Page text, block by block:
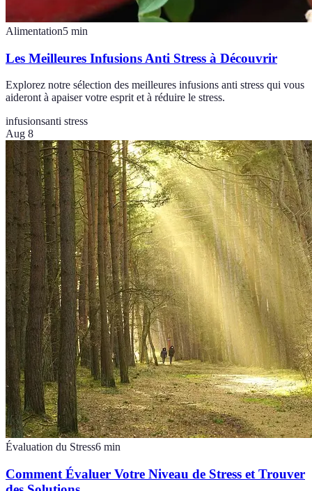
Alimentation5 min
Les Meilleures Infusions Anti Stress à Découvrir
Explorez notre sélection des meilleures infusions anti stress qui vous
aideront à apaiser votre esprit et à réduire le stress.
infusionsanti stress
Aug 8
Évaluation du Stress6 min
Comment Évaluer Votre Niveau de Stress et Trouver